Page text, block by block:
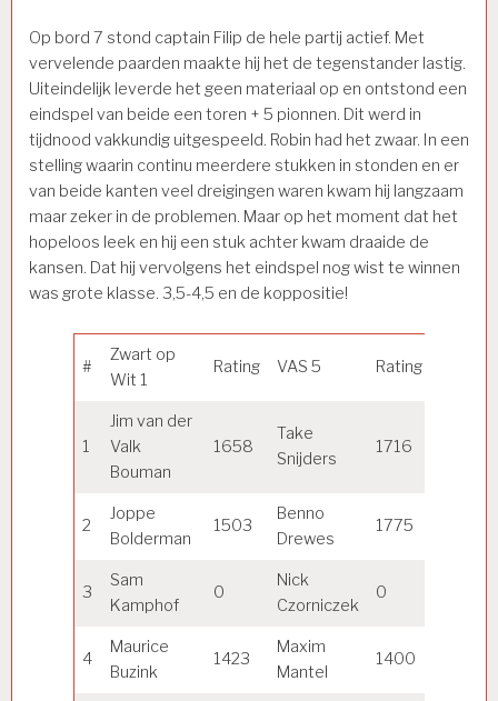
Op bord 7 stond captain Filip de hele partij actief. Met
vervelende paarden maakte hij het de tegenstander lastig.
Uiteindelijk leverde het geen materiaal op en ontstond een
eindspel van beide een toren + 5 pionnen. Dit werd in
tijdnood vakkundig uitgespeeld. Robin had het zwaar. In een
stelling waarin continu meerdere stukken in stonden en er
van beide kanten veel dreigingen waren kwam hij langzaam
maar zeker in de problemen. Maar op het moment dat het
hopeloos leek en hij een stuk achter kwam draaide de
kansen. Dat hij vervolgens het eindspel nog wist te winnen
was grote klasse. 3,5-4,5 en de koppositie!
#
Zwart op
Wit 1
Rating VAS 5 Rating
1
Jim van der
Valk
Bouman
1658
Take
Snijders
1716
2
Joppe
Bolderman
1503
Benno
Drewes
1775
3
Sam
Kamphof
0
Nick
Czorniczek
0
4
Maurice
Buzink
1423
Maxim
Mantel
1400